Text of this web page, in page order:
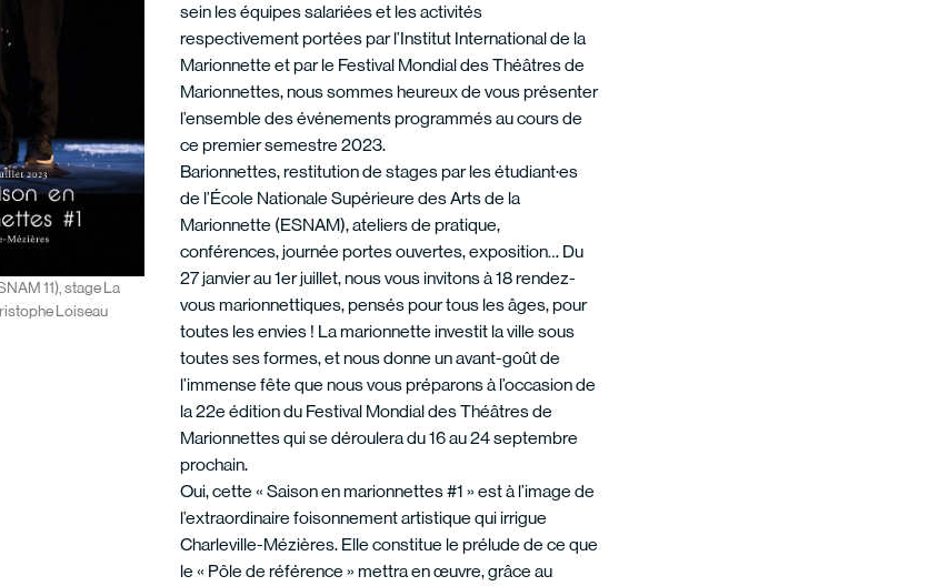
11), stage La
Loiseau
sein les équipes salariées et les activités
respectivement portées par l’Institut International de la
Marionnette et par le Festival Mondial des Théâtres de
Marionnettes, nous sommes heureux de vous présenter
l’ensemble des événements programmés au cours de
ce premier semestre 2023.
Barionnettes, restitution de stages par les étudiant·es
de l’École Nationale Supérieure des Arts de la
Marionnette (ESNAM), ateliers de pratique,
conférences, journée portes ouvertes, exposition… Du
27 janvier au 1er juillet, nous vous invitons à 18 rendez-
vous marionnettiques, pensés pour tous les âges, pour
toutes les envies ! La marionnette investit la ville sous
toutes ses formes, et nous donne un avant-goût de
l’immense fête que nous vous préparons à l’occasion de
la 22e édition du Festival Mondial des Théâtres de
Marionnettes qui se déroulera du 16 au 24 septembre
prochain.
Oui, cette « Saison en marionnettes #1 » est à l’image de
l’extraordinaire foisonnement artistique qui irrigue
Charleville-Mézières. Elle constitue le prélude de ce que
le « Pôle de référence » mettra en œuvre, grâce au